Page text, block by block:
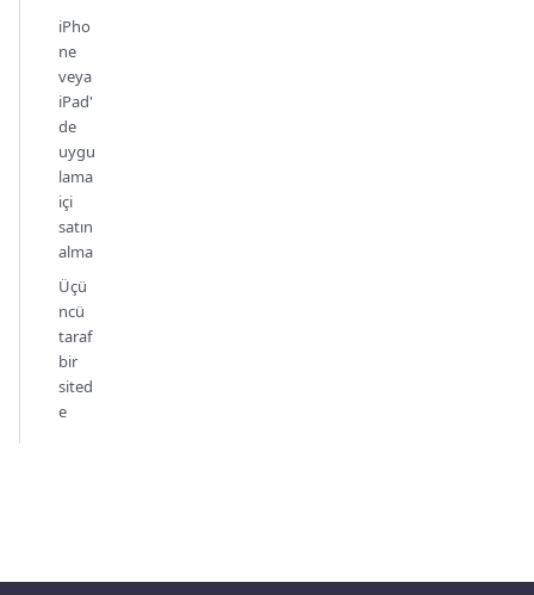
iPho
ne
veya
iPad'
de
uygu
lama
içi
satın
alma
Üçü
ncü
taraf
bir
sited
e